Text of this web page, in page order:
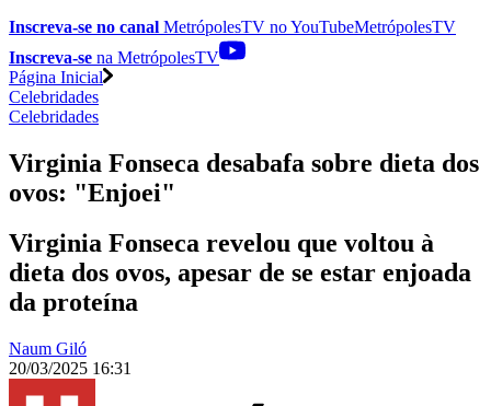
Inscreva-se no canal MetrópolesTV noYouTubeMetrópolesTV
Inscreva-se na MetrópolesTV
Página Inicial
Celebridades
Celebridades
Virginia Fonseca desabafa sobre dieta dos
ovos: "Enjoei"
Virginia Fonseca revelou que voltou à
dieta dos ovos, apesar de se estar enjoada
da proteína
Naum Giló
20/03/2025 16:31